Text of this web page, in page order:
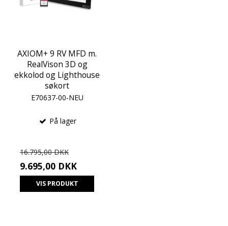
AXIOM+ 9 RV MFD m.
RealVison 3D og
ekkolod og Lighthouse
søkort
E70637-00-NEU
På lager
16.795,00 DKK
9.695,00 DKK
VIS PRODUKT